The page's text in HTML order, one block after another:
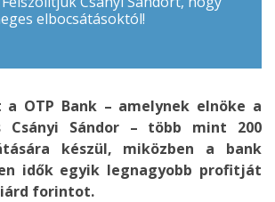
elbocsátásoktól!
OTP Bank – amelynek elnöke a
Csányi Sándor – több mint 200
készül, miközben a bank
idők egyik legnagyobb profitját
forintot.